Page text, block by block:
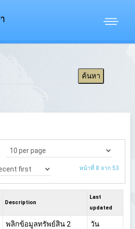
หน้าที่ 8 จาก 53
Description
Last
updated
พลิกข้อมูลทรัพย์สิน 2
วัน